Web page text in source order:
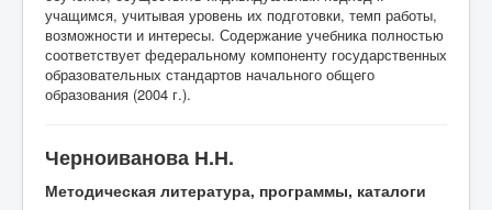
учащимся, учитывая уровень их подготовки, темп работы,
возможности и интересы. Содержание учебника полностью
соответствует федеральному компоненту государственных
образовательных стандартов начального общего
образования (2004 г.).
Черноиванова Н.Н.
Методическая литература, программы, каталоги